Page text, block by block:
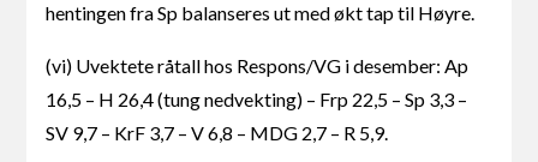
hentingen fra Sp balanseres ut med økt tap til Høyre.
(vi) Uvektete råtall hos Respons/VG i desember: Ap
16,5 – H 26,4 (tung nedvekting) – Frp 22,5 – Sp 3,3 –
SV 9,7 – KrF 3,7 – V 6,8 – MDG 2,7 – R 5,9.